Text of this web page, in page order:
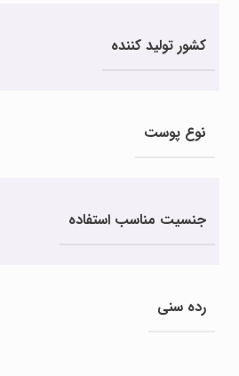
کشور تولید کننده
نوع پوست
جنسیت مناسب استفاده
رده سنی